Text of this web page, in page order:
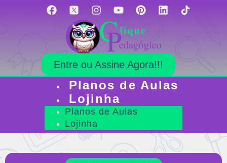
Entre ou Assine Agora!!!
Planos de Aulas
Lojinha
Planos de Aulas
Lojinha